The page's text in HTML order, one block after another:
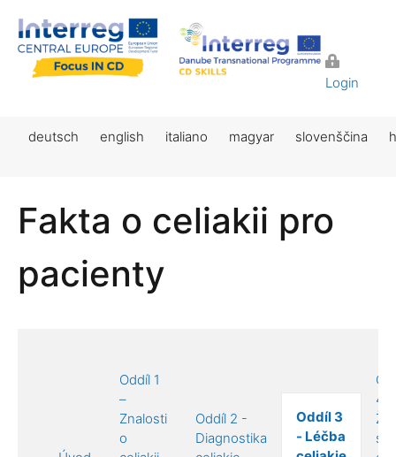
Login
deutsch english italiano magyar slovenščina
Fakta o celiakii pro
pacienty
Oddíl 1
–
Znalosti
o
Oddíl 2 -
Diagnostika
Oddíl 3
- Léčba
4 –
s